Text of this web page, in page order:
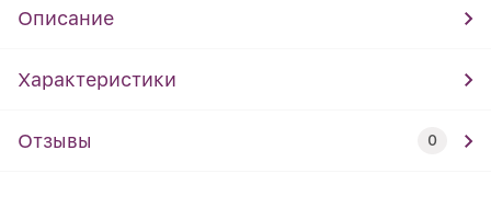
Описание
Характеристики
Отзывы 0